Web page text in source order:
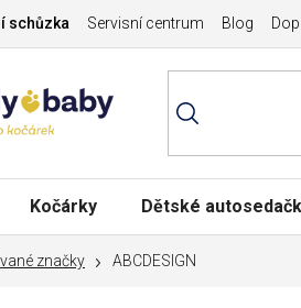
schůzka Servisní centrum Blog
Kočárky Dětské
značky ABCDESIGN